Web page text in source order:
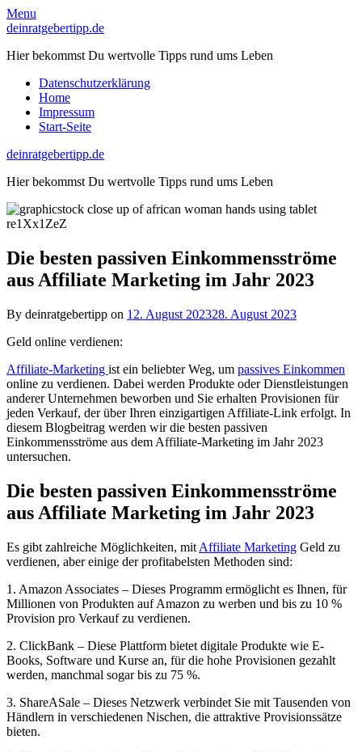
Skip
to
Menu
deinratgebertipp.de
Hier bekommst Du wertvolle Tipps rund ums Leben
Datenschutzerklärung
Home
Impressum
Start-Seite
deinratgebertipp.de
Hier bekommst Du wertvolle Tipps rund ums Leben
Die besten passiven Einkommensströme
aus Affiliate Marketing im Jahr 2023
By deinratgebertipp on 12. August 202328. August 2023
Geld online verdienen:
Affiliate-Marketing ist ein beliebter Weg, um passives Einkommen
online zu verdienen. Dabei werden Produkte oder Dienstleistungen
anderer Unternehmen beworben und Sie erhalten Provisionen für
jeden Verkauf, der über Ihren einzigartigen Affiliate-Link erfolgt. In
diesem Blogbeitrag werden wir die besten passiven
Einkommensströme aus dem Affiliate-Marketing im Jahr 2023
untersuchen.
Die besten passiven Einkommensströme
aus Affiliate Marketing im Jahr 2023
Es gibt zahlreiche Möglichkeiten, mit Affiliate Marketing Geld zu
verdienen, aber einige der profitabelsten Methoden sind:
1. Amazon Associates – Dieses Programm ermöglicht es Ihnen, für
Millionen von Produkten auf Amazon zu werben und bis zu 10 %
Provision pro Verkauf zu verdienen.
2. ClickBank – Diese Plattform bietet digitale Produkte wie E-
Books, Software und Kurse an, für die hohe Provisionen gezahlt
werden, manchmal sogar bis zu 75 %.
3. ShareASale – Dieses Netzwerk verbindet Sie mit Tausenden von
Händlern in verschiedenen Nischen, die attraktive Provisionssätze
bieten.